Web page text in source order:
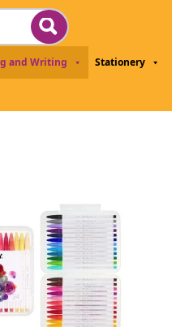
and Writing Stationery